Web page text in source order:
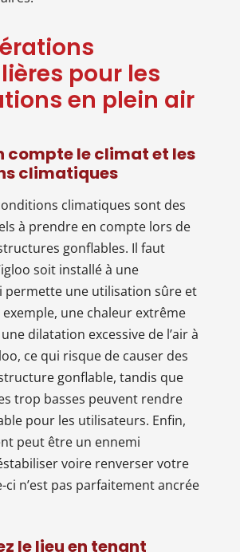
pour les
en plein air
compte le climat et les
climatiques
climatiques sont des
à prendre en compte lors de
gonflables. Il faut
soit installé à une
une utilisation sûre et
une chaleur extrême
dilatation excessive de l’air à
ce qui risque de causer des
gonflable, tandis que
trop basses peuvent rendre
pour les utilisateurs. Enfin,
peut être un ennemi
voire renverser votre
n’est pas parfaitement ancrée
le lieu en tenant